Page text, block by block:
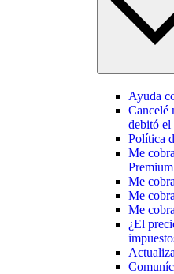
Ayuda
Cancelé
debitó el
Política
Me
Premium
Me
Me
Me
¿El